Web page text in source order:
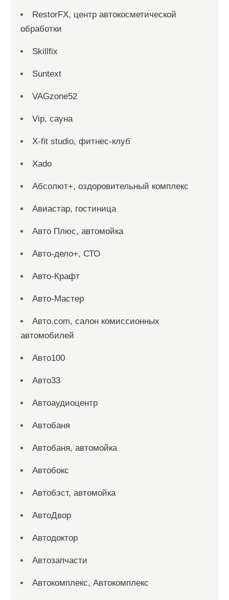
RestorFX, центр автокосметической
обработки
Skillfix
Suntext
VAGzone52
Vip, сауна
X-fit studio, фитнес-клуб
Xado
Абсолют+, оздоровительный комплекс
Авиастар, гостиница
Авто Плюс, автомойка
Авто-дело+, СТО
Авто-Крафт
Авто-Мастер
Авто.com, салон комиссионных
автомобилей
Авто100
Авто33
Автоаудиоцентр
Автобаня
Автобаня, автомойка
Автобокс
Автобэст, автомойка
АвтоДвор
Автодоктор
Автозапчасти
Автокомплекс, Автокомплекс